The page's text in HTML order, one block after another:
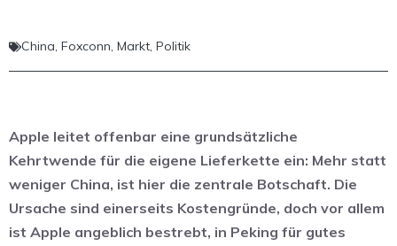
China, Foxconn, Markt, Politik
Apple leitet offenbar eine grundsätzliche
Kehrtwende für die eigene Lieferkette ein: Mehr statt
weniger China, ist hier die zentrale Botschaft. Die
Ursache sind einerseits Kostengründe, doch vor allem
ist Apple angeblich bestrebt, in Peking für gutes